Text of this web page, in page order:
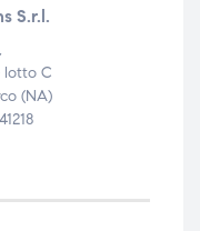
S.r.l.
lotto C
(NA)